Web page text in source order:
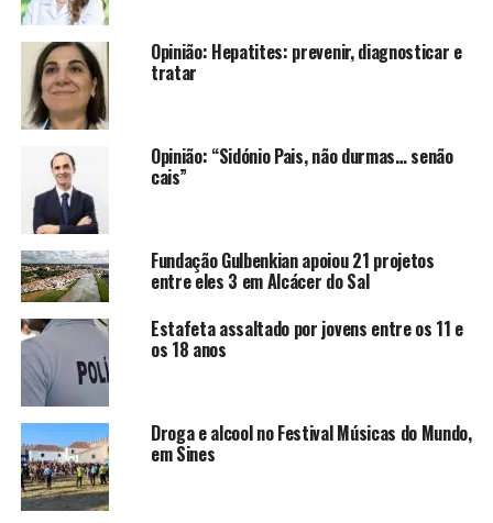
Opinião: Hepatites: prevenir, diagnosticar e
tratar
Opinião: “Sidónio Pais, não durmas… senão
cais”
Fundação Gulbenkian apoiou 21 projetos
entre eles 3 em Alcácer do Sal
Estafeta assaltado por jovens entre os 11 e
os 18 anos
Droga e alcool no Festival Músicas do Mundo,
em Sines